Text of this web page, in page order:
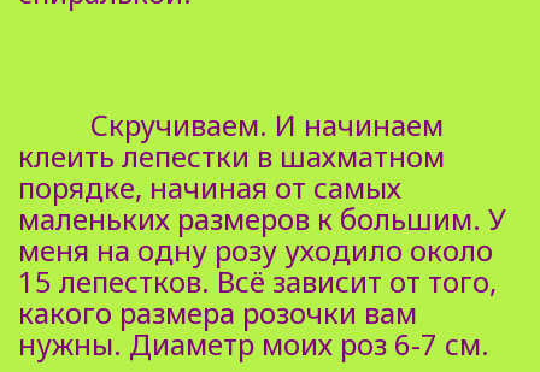
Скручиваем. И начинаем
клеить лепестки в шахматном
порядке, начиная от самых
маленьких размеров к большим. У
меня на одну розу уходило около
15 лепестков. Всё зависит от того,
какого размера розочки вам
нужны. Диаметр моих роз 6-7 см.